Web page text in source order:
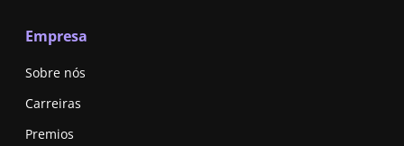
Empresa
Sobre nós
Carreiras
Premios